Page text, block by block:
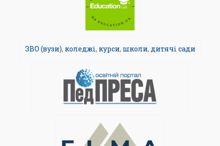
ЗВО (вузи), коледжі, курси, школи, дитячі сади